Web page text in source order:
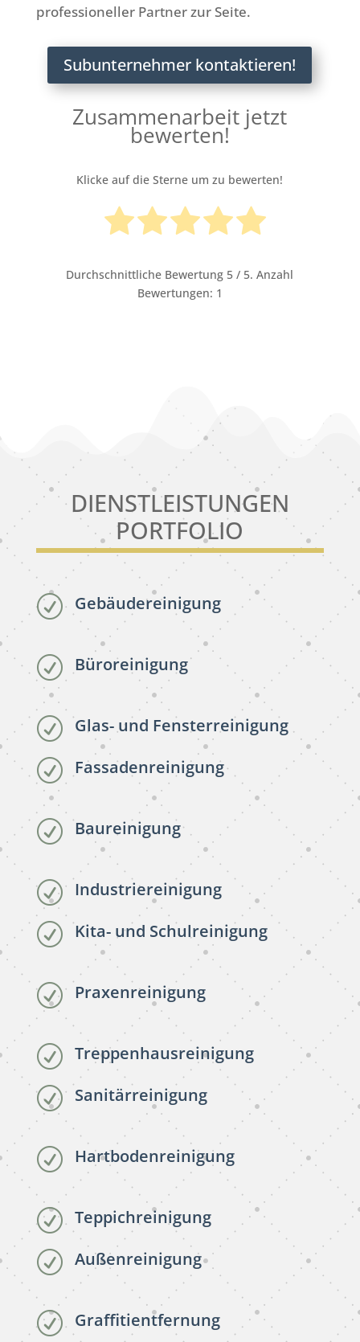
professioneller Partner zur Seite.
Subunternehmer kontaktieren!
Zusammenarbeit jetzt
bewerten!
Klicke auf die Sterne um zu bewerten!
Durchschnittliche Bewertung 5 / 5. Anzahl
Bewertungen: 1
DIENSTLEISTUNGEN
PORTFOLIO
R Gebäudereinigung
R Büroreinigung
R Glas- und Fensterreinigung
R Fassadenreinigung
R Baureinigung
R Industriereinigung
R Kita- und Schulreinigung
R Praxenreinigung
R Treppenhausreinigung
R Sanitärreinigung
R Hartbodenreinigung
R Teppichreinigung
R Außenreinigung
R Graffitientfernung